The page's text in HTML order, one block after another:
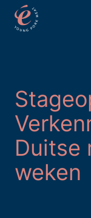
Duitse
weken